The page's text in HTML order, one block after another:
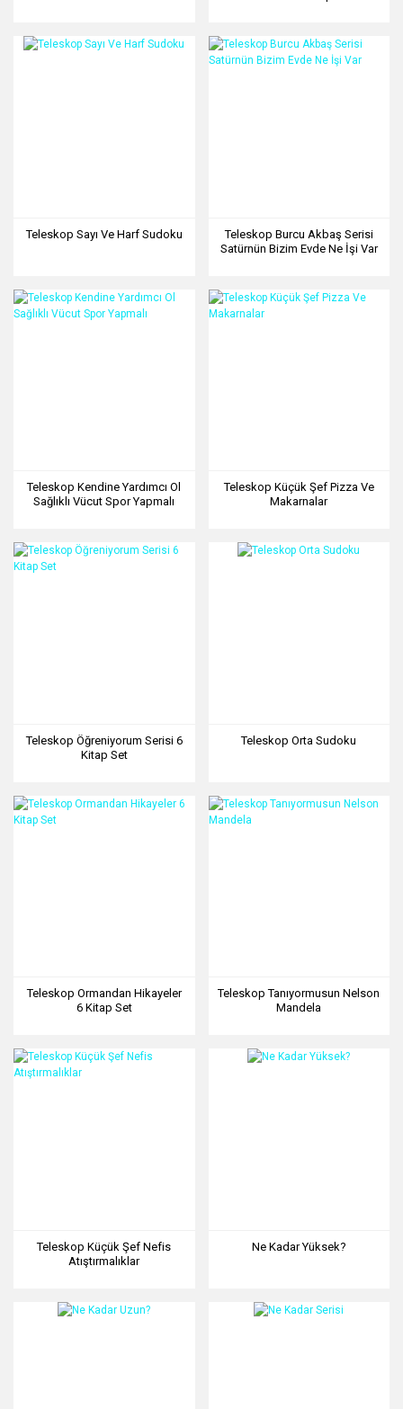
Teleskop Sayı Ve Harf Sudoku
Teleskop Burcu Akbaş Serisi
Satürnün Bizim Evde Ne İşi Var
Teleskop Kendine Yardımcı Ol
Sağlıklı Vücut Spor Yapmalı
Teleskop Küçük Şef Pizza Ve
Makarnalar
Teleskop Öğreniyorum Serisi 6
Kitap Set
Teleskop Orta Sudoku
Teleskop Ormandan Hikayeler
6 Kitap Set
Teleskop Tanıyormusun Nelson
Mandela
Teleskop Küçük Şef Nefis
Atıştırmalıklar
Ne Kadar Yüksek?